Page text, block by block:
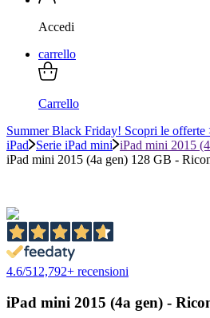
Accedi
carrello
Carrello
Summer Black Friday! Scopri le offerte
iPad
Serie iPad mini iPad mini 2015
iPad mini 2015 (4a gen) 128 GB -
4.6/512,792+ recensioni
iPad mini 2015 (4a gen) -